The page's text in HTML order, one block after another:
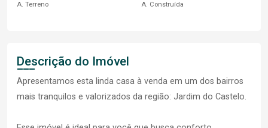
A. Terreno A. Construída
Descrição do Imóvel
Apresentamos esta linda casa à venda em um dos bairros
mais tranquilos e valorizados da região: Jardim do Castelo.